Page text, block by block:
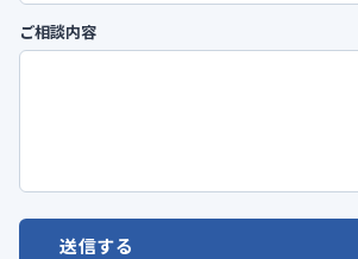
ご相談内容
送信する